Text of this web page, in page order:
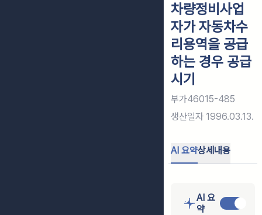
차량정비사업
자가 자동차수
리용역을 공급
하는 경우 공급
시기
부가46015-485
생산일자 1996.03.13.
AI 요약상세내용
AI 요
약